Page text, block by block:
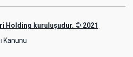
Holding kuruluşudur. © 2021
Kanunu